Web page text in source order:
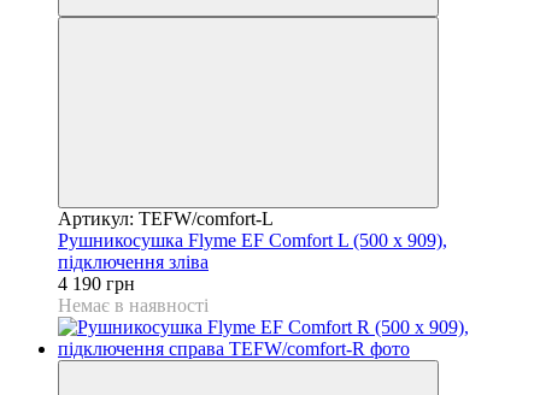
Артикул: TEFW/comfort-L
Рушникосушка Flyme EF Comfort L (500 х 909),
підключення зліва
4 190 грн
Немає в наявності